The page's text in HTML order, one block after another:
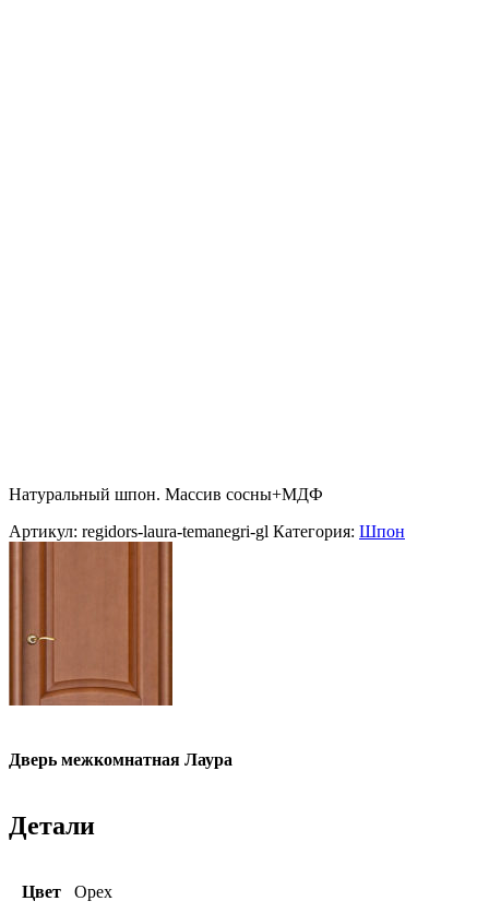
Натуральный шпон. Массив сосны+МДФ
Артикул: regidors-laura-temanegri-gl Категория: Шпон
Дверь межкомнатная Лаура
Детали
Цвет Орех